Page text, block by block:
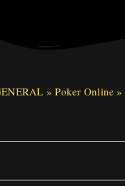
»Poker Online »